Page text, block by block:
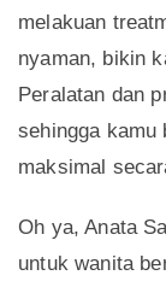
melakuan
nyaman, bikin
Peralatan dan
sehingga kamu
maksimal
Oh ya, Anata
untuk wanita